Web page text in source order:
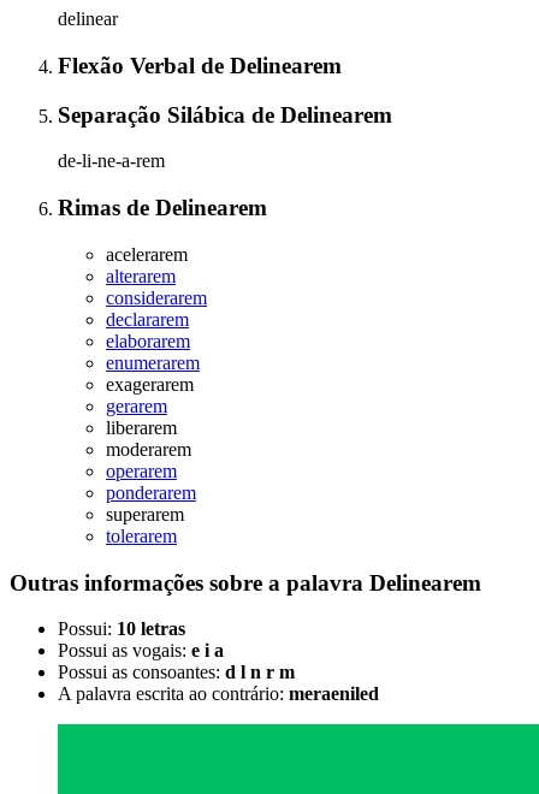
delinear
Flexão Verbal de Delinearem
Separação Silábica de Delinearem
de-li-ne-a-rem
Rimas de Delinearem
acelerarem
alterarem
considerarem
declararem
elaborarem
enumerarem
exagerarem
gerarem
liberarem
moderarem
operarem
ponderarem
superarem
tolerarem
Outras informações sobre a palavra Delinearem
Possui: 10 letras
Possui as vogais: e i a
Possui as consoantes: d l n r m
A palavra escrita ao contrário: meraeniled